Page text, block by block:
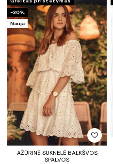
−30%
Nauja
AŽŪRINĖ SUKNELĖ BALKŠVOS
SPALVOS